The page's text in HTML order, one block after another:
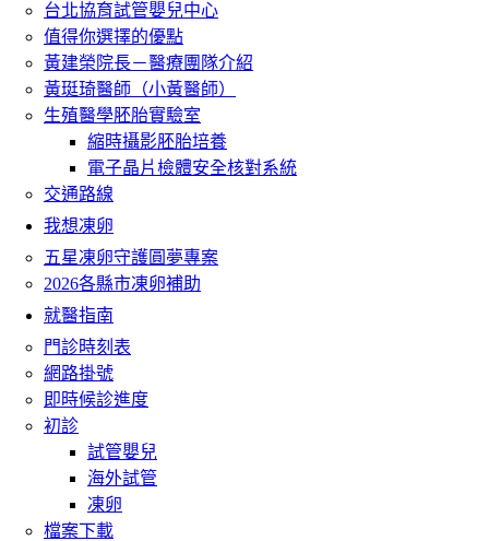
台北協育試管嬰兒中心
值得你選擇的優點
黃建榮院長－醫療團隊介紹
黃珽琦醫師（小黃醫師）
生殖醫學胚胎實驗室
縮時攝影胚胎培養
電子晶片檢體安全核對系統
交通路線
我想凍卵
五星凍卵守護圓夢專案
2026各縣市凍卵補助
就醫指南
門診時刻表
網路掛號
即時候診進度
初診
試管嬰兒
海外試管
凍卵
檔案下載